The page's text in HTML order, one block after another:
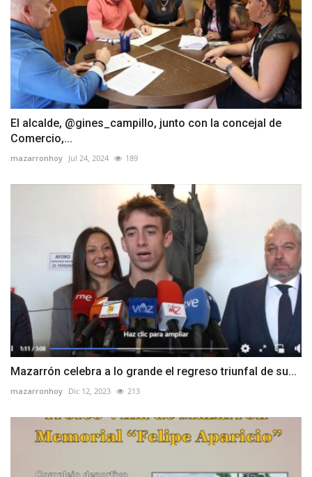
El alcalde, @gines_campillo, junto con la concejal de
Comercio,...
mazarronhoy Jul 24, 2024 189
Mazarrón celebra a lo grande el regreso triunfal de su...
mazarronhoy Dic 12, 2023 213